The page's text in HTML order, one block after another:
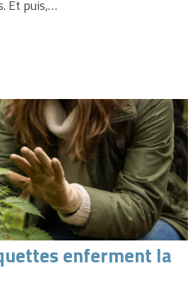
Et puis,…
enferment la